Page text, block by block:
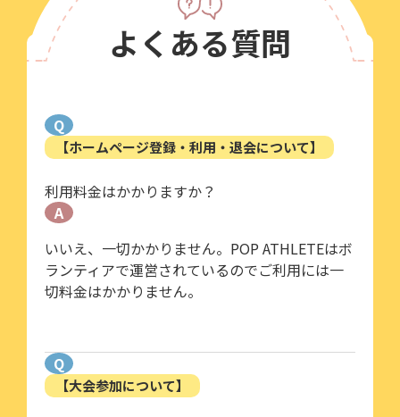
よくある質問
Q
【ホームページ登録・利用・退会について】
利用料金はかかりますか？
A
いいえ、一切かかりません。POP ATHLETEはボ
ランティアで運営されているのでご利用には一
切料金はかかりません。
Q
【大会参加について】